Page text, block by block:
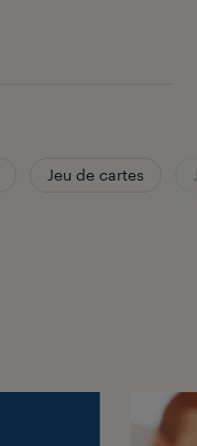
Jeu de cartes